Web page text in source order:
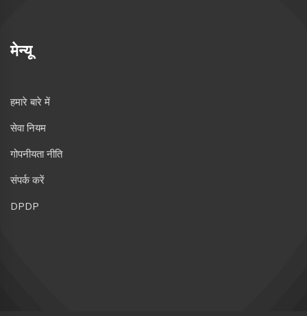
मेन्यू
हमारे बारे में
सेवा नियम
गोपनीयता नीति
संपर्क करें
DPDP